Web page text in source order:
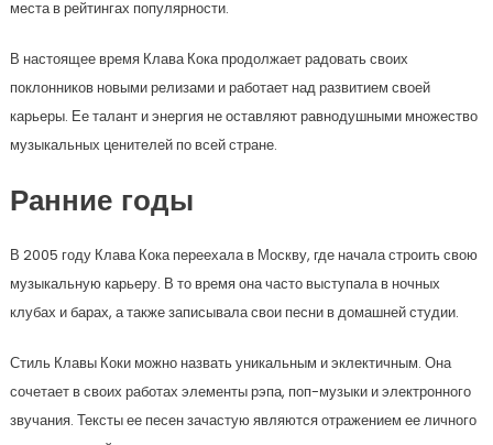
места в рейтингах популярности.
В настоящее время Клава Кока продолжает радовать своих
поклонников новыми релизами и работает над развитием своей
карьеры. Ее талант и энергия не оставляют равнодушными множество
музыкальных ценителей по всей стране.
Ранние годы
В 2005 году Клава Кока переехала в Москву, где начала строить свою
музыкальную карьеру. В то время она часто выступала в ночных
клубах и барах, а также записывала свои песни в домашней студии.
Стиль Клавы Коки можно назвать уникальным и эклектичным. Она
сочетает в своих работах элементы рэпа, поп-музыки и электронного
звучания. Тексты ее песен зачастую являются отражением ее личного